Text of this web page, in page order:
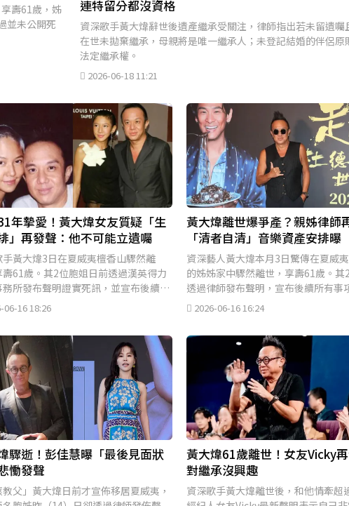
壽61歲，姊
並未公開死
連特留分都沒資格
資深歌手黃大煒辭世後遺產繼承受關注，律師指出若未留遺囑
在世未拋棄繼承，母親將是唯一繼承人；未登記結婚的伴侶原
法定繼承權。
2026-06-18 11:21
年摯愛！黃大煒女友質疑「生
」再發聲：他不可能立遺囑
手黃大煒3日在夏威夷檀香山驟然離
壽61歲。其2位胞姐日前透過漢英得力
所發布聲明證實死訊，並宣布後續事
律師全權處理。今（16）日胞姐委
06-16 18:26
黃大煒離世爆爭產？親姊律師
「清者自清」音樂資產安排曝
資深藝人黃大煒本月3日驚傳在夏威
的姊姊家中驟然離世，享壽61歲。其
透過律師發布聲明，宣布後續所有事
律師處理，遭到黃大煒交往20多年的
2026-06-16 16:24
驟逝！彭佳慧曝「最後見面狀
慟發聲
教父」黃大煒日前才宣佈移居夏威夷，
黃大煒61歲離世！女友Vicky再
對繼承沒興趣
資深歌手黃大煒離世後，和他情牽超